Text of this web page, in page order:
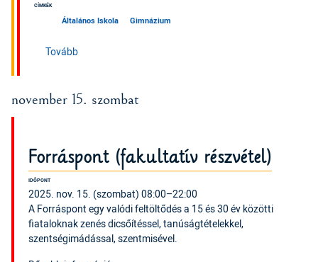
CÍMKÉK
Általános Iskola Gimnázium
Tovább(Fogadóóra)
november 15. szombat
Forráspont (fakultatív részvétel)
IDŐPONT
2025. nov. 15. (szombat) 08:00–22:00
A Forráspont egy valódi feltöltődés a 15 és 30 év közötti
fiataloknak zenés dicsőítéssel, tanúságtételekkel,
szentségimádással, szentmisével.